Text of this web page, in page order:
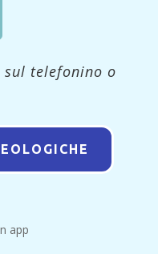
sul telefonino o
app